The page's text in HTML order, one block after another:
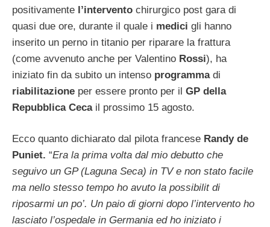
positivamente l’intervento chirurgico post gara di
quasi due ore, durante il quale i medici gli hanno
inserito un perno in titanio per riparare la frattura
(come avvenuto anche per Valentino Rossi), ha
iniziato fin da subito un intenso programmadi
riabilitazione per essere pronto per il GP della
Repubblica Cecail prossimo 15 agosto.
Ecco quanto dichiarato dal pilota francese Randy de
Puniet. “Era la prima volta dal mio debutto che
seguivo un GP (Laguna Seca) in TV e non stato facile
ma nello stesso tempo ho avuto la possibilit di
riposarmi un po’. Un paio di giorni dopo l’intervento ho
lasciato l’ospedale in Germania ed ho iniziato i